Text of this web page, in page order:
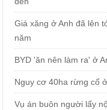
Giá xăng ở Anh đã lên
năm
BYD 'ăn nên làm ra' ở
Nguy cơ 40ha rừng cổ
Vụ án buôn người lấy